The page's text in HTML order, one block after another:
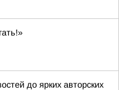
до ярких авторских